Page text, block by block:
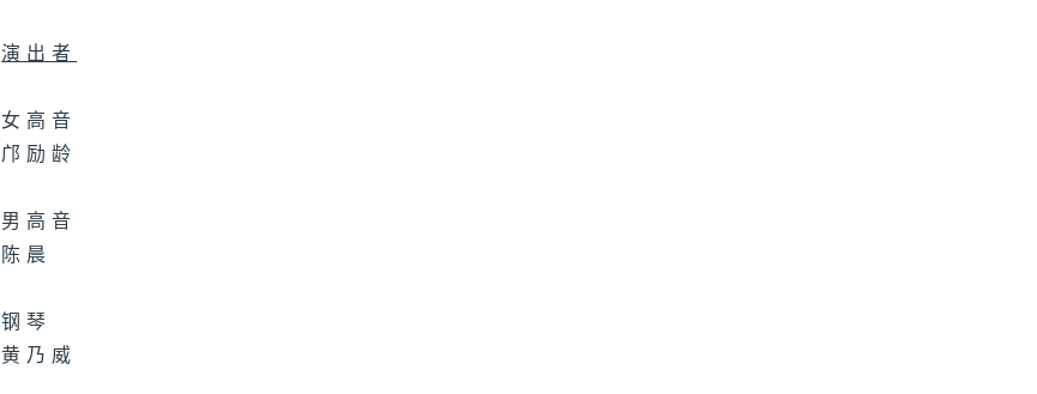
演出者
女高音
邝励龄
男高音
陈晨
钢琴
黄乃威